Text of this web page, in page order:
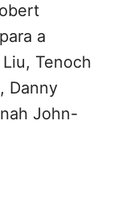
a
Tenoch
Danny
John-